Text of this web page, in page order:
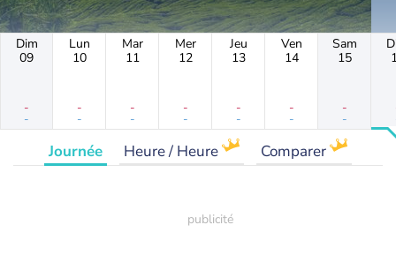
Dim
09
-
-
Lun
10
-
-
Mar
11
-
-
Mer
12
-
-
Jeu
13
-
-
Ven
14
-
-
Sam
15
-
-
Journée Heure / Heure Comparer